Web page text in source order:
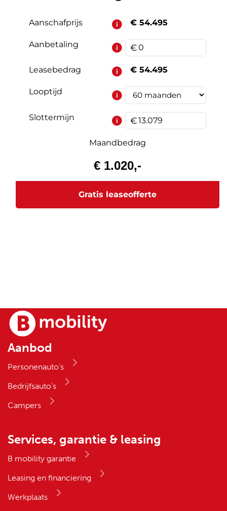
Aanbod
Personenauto’s
Bedrijfsauto’s
Campers
Services, garantie & leasing
B mobility garantie
Leasing en financiering
Werkplaats